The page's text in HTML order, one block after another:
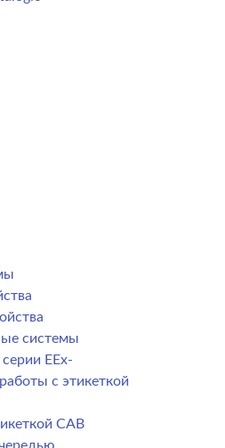
системы
EEx-
с этикеткой
CAB